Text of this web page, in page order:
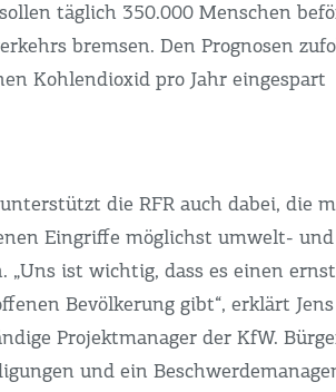
täglich 350.000 Menschen
bremsen. Den Prognosen
Kohlendioxid pro Jahr eingespart
die RFR auch dabei, die
Eingriffe möglichst umwelt-
„Uns ist wichtig, dass es einen
Bevölkerung gibt“, erklärt
Projektmanager der KfW.
und ein